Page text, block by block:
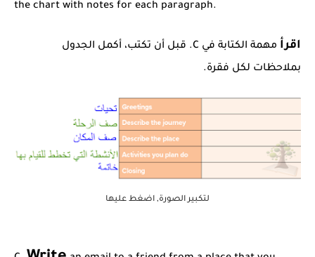
the chart with notes for each paragraph.
اقرأ
مهمة الكتابة في C. قبل أن تكتب، أكمل الجدول
بملاحظات لكل فقرة.
لتكبير الصورة, اضغط عليها